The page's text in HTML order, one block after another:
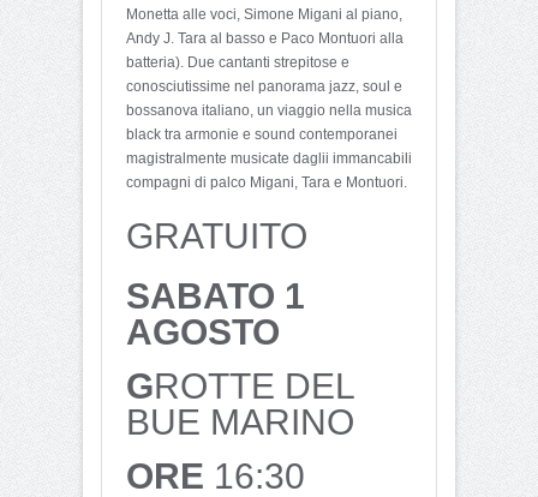
Monetta alle voci, Simone Migani al piano,
Andy J. Tara al basso e Paco Montuori alla
batteria). Due cantanti strepitose e
conosciutissime nel panorama jazz, soul e
bossanova italiano, un viaggio nella musica
black tra armonie e sound contemporanei
magistralmente musicate daglii immancabili
compagni di palco Migani, Tara e Montuori.
GRATUITO
SABATO 1
AGOSTO
GROTTE DEL
BUE MARINO
ORE 16:30